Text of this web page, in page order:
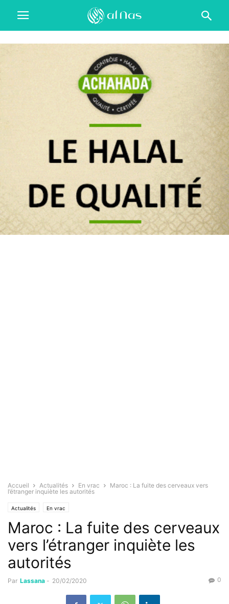
Accueil Actualités En vrac
Maroc : La fuite des cerveaux vers
l’étranger inquiète les autorités
Actualités En vrac
Maroc : La fuite des cerveaux
vers l’étranger inquiète les
autorités
Par Lassana - 20/02/2020 0